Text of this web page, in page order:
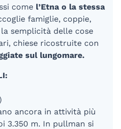
come l’Etna o la stessa
famiglie, coppie,
semplicità delle cose
chiese ricostruite con
sul lungomare.
ancora in attività più
3.350 m. In pullman si